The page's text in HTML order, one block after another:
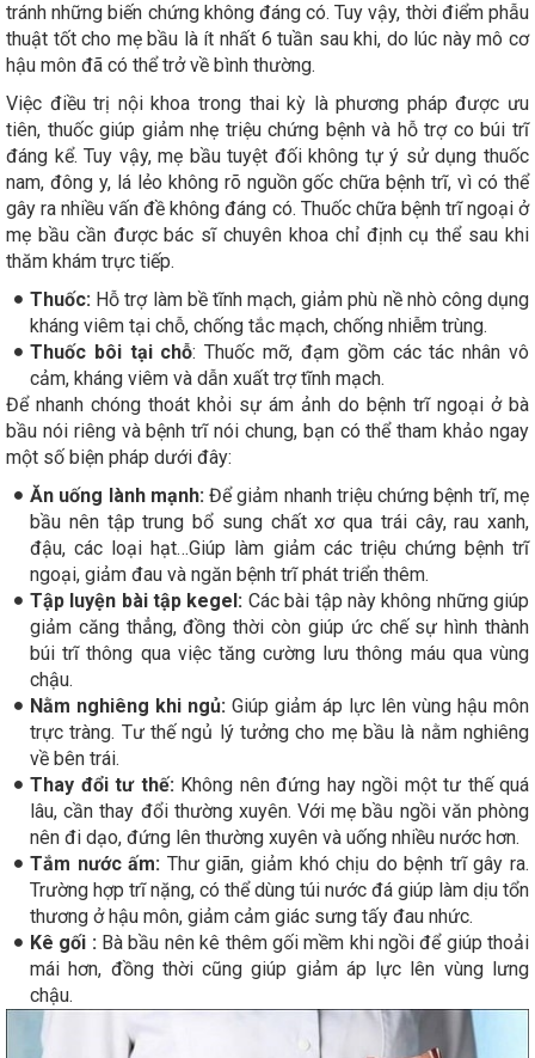
tránh những biến chứng không đáng có. Tuy vậy, thời điểm phẫu
thuật tốt cho mẹ bầu là ít nhất 6 tuần sau khi, do lúc này mô cơ
hậu môn đã có thể trở về bình thường.
Việc điều trị nội khoa trong thai kỳ là phương pháp được ưu
tiên, thuốc giúp giảm nhẹ triệu chứng bệnh và hỗ trợ co búi trĩ
đáng kể. Tuy vậy, mẹ bầu tuyệt đối không tự ý sử dụng thuốc
nam, đông y, lá lẻo không rõ nguồn gốc chữa bệnh trĩ, vì có thể
gây ra nhiều vấn đề không đáng có. Thuốc chữa bệnh trĩ ngoại ở
mẹ bầu cần được bác sĩ chuyên khoa chỉ định cụ thể sau khi
thăm khám trực tiếp.
Thuốc: Hỗ trợ làm bề tĩnh mạch, giảm phù nề nhò công dụng
kháng viêm tại chỗ, chống tắc mạch, chống nhiễm trùng.
Thuốc bôi tại chỗ: Thuốc mỡ, đạm gồm các tác nhân vô
cảm, kháng viêm và dẫn xuất trợ tĩnh mạch.
Để nhanh chóng thoát khỏi sự ám ảnh do bệnh trĩ ngoại ở bà
bầu nói riêng và bệnh trĩ nói chung, bạn có thể tham khảo ngay
một số biện pháp dưới đây:
Ăn uống lành mạnh:Để giảm nhanh triệu chứng bệnh trĩ, mẹ
bầu nên tập trung bổ sung chất xơ qua trái cây, rau xanh,
đậu, các loại hạt…Giúp làm giảm các triệu chứng bệnh trĩ
ngoại, giảm đau và ngăn bệnh trĩ phát triển thêm.
Tập luyện bài tập kegel: Các bài tập này không những giúp
giảm căng thẳng, đồng thời còn giúp ức chế sự hình thành
búi trĩ thông qua việc tăng cường lưu thông máu qua vùng
chậu.
Nằm nghiêng khi ngủ: Giúp giảm áp lực lên vùng hậu môn
trực tràng. Tư thế ngủ lý tưởng cho mẹ bầu là nằm nghiêng
về bên trái.
Thay đổi tư thế:Không nên đứng hay ngồi một tư thế quá
lâu, cần thay đổi thường xuyên. Với mẹ bầu ngồi văn phòng
nên đi dạo, đứng lên thường xuyên và uống nhiều nước hơn.
Tắm nước ấm: Thư giãn, giảm khó chịu do bệnh trĩ gây ra.
Trường hợp trĩ nặng, có thể dùng túi nước đá giúp làm dịu tổn
thương ở hậu môn, giảm cảm giác sưng tấy đau nhức.
Kê gối :Bà bầu nên kê thêm gối mềm khi ngồi để giúp thoải
mái hơn, đồng thời cũng giúp giảm áp lực lên vùng lưng
chậu.